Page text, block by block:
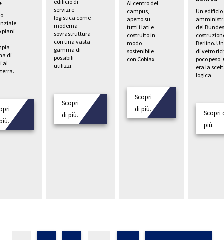
piani
di
al
edificio di
servizi e
logistica come
moderna
sovrastruttura
con una vasta
gamma di
possibili
utilizzi.
Scopri
di più.
Al centro del
campus,
aperto su
tutti i lati e
costruito in
modo
sostenibile
con Cobiax.
Scopri
di più.
Un edificio
del
Berlino.
di vetro
poco peso.
era la
logica.
Scopri
più.